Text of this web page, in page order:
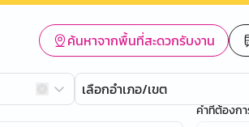
ค้นหาจากพื้นที่สะดวกรับงาน
เลือกอำเภอ/เขต
คำที่ต้องก